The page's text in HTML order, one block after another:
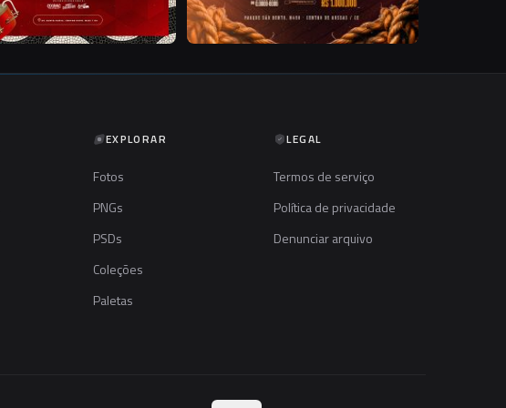
EXPLORAR
Fotos
PNGs
PSDs
Coleções
Paletas
LEGAL
Termos de serviço
Política de privacidade
Denunciar arquivo